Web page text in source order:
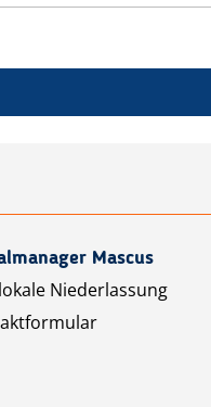
Mascus
Niederlassung